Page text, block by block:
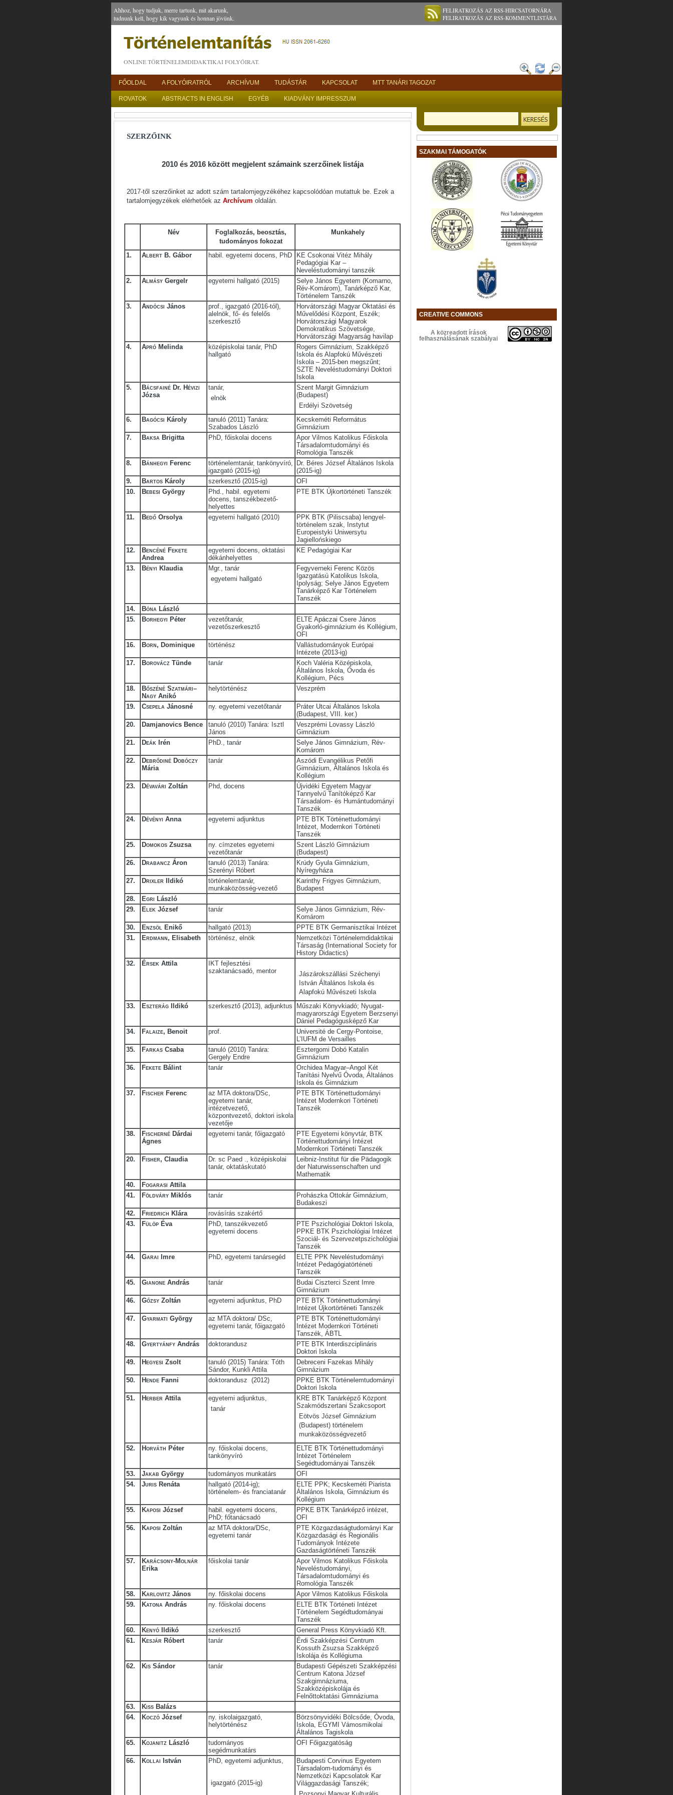
Ahhoz, hogy tudjuk, merre tartunk, mit akarunk,
tudnunk kell, hogy kik vagyunk és honnan jövünk.
FELIRATKOZÁS AZ RSS-HIRCSATORNÁRA
FELIRATKOZÁS AZ RSS-KOMMENTLISTÁRA
ONLINE TÖRTÉNELEMDIDAKTIKAI FOLYÓIRAT.
FŐOLDAL A FOLYÓIRATRÓL ARCHÍVUM TUDÁSTÁR KAPCSOLAT MTT TANÁRI TAGOZAT
ROVATOK ABSTRACTS IN ENGLISH EGYÉB KIADVÁNY IMPRESSZUM
SZERZŐINK
2010 és 2016 között megjelent számaink szerzőinek listája
2017-től szerzőinket az adott szám tartalomjegyzékéhez kapcsolódóan mutattuk be. Ezek a
tartalomjegyzékek elérhetőek az Archívum oldalán.
Név
Foglalkozás, beosztás,
tudományos fokozat
Munkahely
1. Albert B. Gábor habil. egyetemi docens, PhD
KE Csokonai Vitéz Mihály
Pedagógiai Kar –
Neveléstudományi tanszék
2.
Almásy Gergelr egyetemi hallgató (2015)
Selye János Egyetem (Komarno,
Rév-Komárom), Tanárképző Kar,
Történelem Tanszék
3.
Andócsi János
prof., igazgató (2016-tól),
alelnök, fő- és felelős
szerkesztő
Horvátországi Magyar Oktatási és
Művelődési Központ, Eszék;
Horvátországi Magyarok
Demokratikus Szövetsége,
Horvátországi Magyarság havilap
4.
Apró Melinda
középiskolai tanár, PhD
hallgató
Rogers Gimnázium, Szakképző
Iskola és Alapfokú Művészeti
Iskola – 2015-ben megszűnt;
SZTE Neveléstudományi Doktori
Iskola
5.
Bácsfainé Dr. Hévizi
Józsa
tanár,
elnök
Szent Margit Gimnázium
(Budapest)
Erdélyi Szövetség
6.
Bagócsi Károly
tanuló (2011) Tanára:
Szabados László
Kecskeméti Református
Gimnázium
7.
Baksa Brigitta PhD, főiskolai docens
Apor Vilmos Katolikus Főiskola
Társadalomtudományi és
Romológia Tanszék
8.
Bánhegyi Ferenc
történelemtanár, tankönyvíró,
igazgató (2015-ig)
Dr. Béres József Általános Iskola
(2015-ig)
9.
Bartos Károly szerkesztő (2015-ig)
OFI
10.
Bebesi György
Phd., habil. egyetemi
docens, tanszékbezető-
helyettes
PTE BTK Újkortörténeti Tanszék
11. Bedő Orsolya egyetemi hallgató (2010)
PPK BTK (Piliscsaba) lengyel-
történelem szak, Instytut
Europeistyki Uniwersytu
Jagiellońskiego
12.
Bencéné Fekete
Andrea
egyetemi docens, oktatási
dékánhelyettes
KE Pedagógiai Kar
13. Bényi Klaudia
Mgr., tanár
egyetemi hallgató
Fegyverneki Ferenc Közös
Igazgatású Katolikus Iskola,
Ipolyság; Selye János Egyetem
Tanárképző Kar Történelem
Tanszék
14.
Bóna László
15.
Borhegyi Péter
vezetőtanár,
vezetőszerkesztő
ELTE Apáczai Csere János
Gyakorló-gimnázium és Kollégium,
OFI
16.
Born, Dominique történész
Vallástudományok Európai
Intézete (2013-ig)
17.
Borovácz Tünde tanár
Koch Valéria Középiskola,
Általános Iskola, Óvoda és
Kollégium, Pécs
18.
Bőszéné Szatmári–
Nagy Anikó
helytörténész Veszprém
19. Csepela Jánosné ny. egyetemi vezetőtanár
Práter Utcai Általános Iskola
(Budapest, VIII. ker.)
20.
Damjanovics Bence
tanuló (2010) Tanára: Isztl
János
Veszprémi Lovassy László
Gimnázium
21.
Deák Irén PhD., tanár
Selye János Gimnázium, Rév-
Komárom
22.
Debrődiné Dobóczy
Mária
tanár
Aszódi Evangélikus Petőfi
Gimnázium, Általános Iskola és
Kollégium
23.
Dévavári Zoltán Phd, docens
Újvidéki Egyetem Magyar
Tannyelvű Tanítóképző Kar
Társadalom- és Humántudományi
Tanszék
24.
Dévényi Anna egyetemi adjunktus
PTE BTK Történettudományi
Intézet, Modernkori Történeti
Tanszék
25.
Domokos Zsuzsa
ny. címzetes egyetemi
vezetőtanár
Szent László Gimnázium
(Budapest)
26.
Drabancz Áron
tanuló (2013) Tanára:
Szerényi Róbert
Krúdy Gyula Gimnázium,
Nyíregyháza
27.
Drixler Ildikó
történelemtanár,
munkaközösség-vezető
Karinthy Frigyes Gimnázium,
Budapest
28.
Egri László
29.
Elek József tanár
Selye János Gimnázium, Rév-
Komárom
30.
Enzsöl Enikő hallgató (2013)
PPTE BTK Germanisztikai Intézet
31.
Erdmann, Elisabeth történész, elnök
Nemzetközi Történelemdidaktikai
Társaság (International Society for
History Didactics)
32.
Érsek Attila
IKT fejlesztési
szaktanácsadó, mentor
Jászárokszállási Széchenyi
István Általános Iskola és
Alapfokú Művészeti Iskola
33.
Eszterág Ildikó szerkesztő (2013), adjunktus
Műszaki Könyvkiadó; Nyugat-
magyarországi Egyetem Berzsenyi
Dániel Pedagógusképző Kar
34.
Falaize, Benoit prof.
Université de Cergy-Pontoise,
L’IUFM de Versailles
35.
Farkas Csaba
tanuló (2010) Tanára:
Gergely Endre
Esztergomi Dobó Katalin
Gimnázium
36.
Fekete Bálint tanár
Orchidea Magyar–Angol Két
Tanítási Nyelvű Óvoda, Általános
Iskola és Gimnázium
37.
Fischer Ferenc
az MTA doktora/DSc,
egyetemi tanár,
intézetvezető,
központvezető, doktori iskola
vezetője
PTE BTK Történettudományi
Intézet Modernkori Történeti
Tanszék
38. Fischerné Dárdai
Ágnes
egyetemi tanár, főigazgató
PTE Egyetemi könyvtár, BTK
Történettudományi Intézet
Modernkori Történeti Tanszék
20.
Fisher, Claudia
Dr. sc Paed ., középiskolai
tanár, oktatáskutató
Leibniz-Institut für die Pädagogik
der Naturwissenschaften und
Mathematik
40.
Fogarasi Attila
41.
Földváry Miklós tanár
Prohászka Ottokár Gimnázium,
Budakeszi
42.
Friedrich Klára
rovásírás szakértő
43.
Fülöp Éva
PhD, tanszékvezető
egyetemi docens
PTE Pszichológiai Doktori Iskola,
PPKE BTK Pszichológiai Intézet
Szociál- és Szervezetpszichológiai
Tanszék
44.
Garai Imre PhD, egyetemi tanársegéd
ELTE PPK Neveléstudományi
Intézet Pedagógiatörténeti
Tanszék
45.
Gianone András tanár
Budai Ciszterci Szent Imre
Gimnázium
46.
Gőzsy Zoltán egyetemi adjunktus, PhD
PTE BTK Történettudományi
Intézet Újkortörténeti Tanszék
47.
Gyarmati György
az MTA doktora/ DSc,
egyetemi tanár, főigazgató
PTE BTK Történettudományi
Intézet Modernkori Történeti
Tanszék, ÁBTL
48.
Gyertyánfy András doktorandusz
PTE BTK Interdiszciplináris
Doktori Iskola
49.
Hegyesi Zsolt
tanuló (2015) Tanára: Tóth
Sándor, Kunkli Attila
Debreceni Fazekas Mihály
Gimnázium
50.
Hende Fanni doktorandusz (2012)
PPKE BTK Történelemtudományi
Doktori Iskola
51.
Herber Attila
egyetemi adjunktus,
tanár
KRE BTK Tanárképző Központ
Szakmódszertani Szakcsoport
Eötvös József Gimnázium
(Budapest) történelem
munkaközösségvezető
52.
Horváth Péter
ny. főiskolai docens,
tankönyvíró
ELTE BTK Történettudományi
Intézet Történelem
Segédtudományai Tanszék
53.
Jakab György tudományos munkatárs
OFI
54.
Juris Renáta
hallgató (2014-ig);
történelem- és franciatanár
ELTE PPK; Kecskeméti Piarista
Általános Iskola, Gimnázium és
Kollégium
55.
Kaposi József
habil. egyetemi docens,
PhD; főtanácsadó
PPKE BTK Tanárképző intézet,
OFI
56.
Kaposi Zoltán
az MTA doktora/DSc,
egyetemi tanár
PTE Közgazdaságtudományi Kar
Közgazdasági és Regionális
Tudományok Intézete
Gazdaságtörténeti Tanszék
57.
Karácsony-Molnár
Erika
főiskolai tanár
Apor Vilmos Katolikus Főiskola
Neveléstudományi,
Társadalomtudományi és
Romológia Tanszék
58.
Karlovitz János ny. főiskolai docens
Apor Vilmos Katolikus Főiskola
59.
Katona András ny. főiskolai docens
ELTE BTK Történeti Intézet
Történelem Segédtudományai
Tanszék
60.
Kenyó Ildikó szerkesztő
General Press Könyvkiadó Kft.
61.
Kesjár Róbert tanár
Érdi Szakképzési Centrum
Kossuth Zsuzsa Szakképző
Iskolája és Kollégiuma
62.
Kis Sándor tanár
Budapesti Gépészeti Szakképzési
Centrum Katona József
Szakgimnáziuma,
Szakközépiskolája és
Felnőttoktatási Gimnáziuma
63.
Kiss Balázs
64.
Koczó József
ny. iskolaigazgató,
helytörténész
Börzsönyvidéki Bölcsőde, Óvoda,
Iskola, EGYMI Vámosmikolai
Általános Tagiskola
65.
Kojanitz László
tudományos
segédmunkatárs
OFI Főigazgatóság
66. Kollai István PhD, egyetemi adjunktus,
igazgató (2015-ig)
Budapesti Corvinus Egyetem
Társadalom-tudományi és
Nemzetközi Kapcsolatok Kar
Világgazdasági Tanszék;
SZAKMAI TÁMOGATÓK
CREATIVE COMMONS
A közreadott írások
felhasználásának szabályai